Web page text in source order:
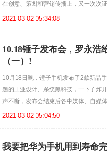
在创意、策划和营销传播上，又一次次证
2021-03-02 05:34:08
10.18锤子发布会，罗永浩
（一）!
10月18日晚，锤子手机发布了2款新品
题的工业设计、系统黑科技，一下子炸
声不断，发布会结束后各中媒体、自媒
2021-03-02 05:04:50
我要把华为手机用到寿命